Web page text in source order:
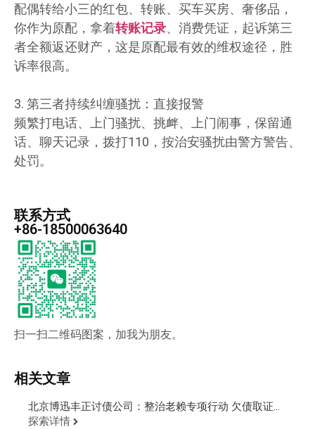
配偶转给小三的红包、转账、买车买房、奢侈品，
你作为原配，拿着转账记录、消费凭证，起诉第三
者全额返还财产，这是原配最有效的维权途径，胜
诉率很高。
3. 第三者持续纠缠骚扰：直接报警
频繁打电话、上门骚扰、挑衅、上门闹事，保留通
话、聊天记录，拨打110，按治安骚扰由警方警告、
处罚。
联系方式
+86-18500063640
扫一扫二维码图案，加我为朋友。
相关文章
北京博迅丰正讨债公司：整治老赖专项行动 欠债取证公
安现场抓人
探索详情